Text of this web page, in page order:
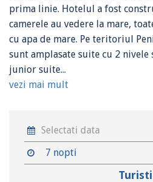
prima linie. Hotelul a fost
camerele au vedere la mare,
cu apa de mare. Pe teritoriul
sunt amplasate suite cu 2
junior suite...
vezi mai mult
7 nopti
Turisti